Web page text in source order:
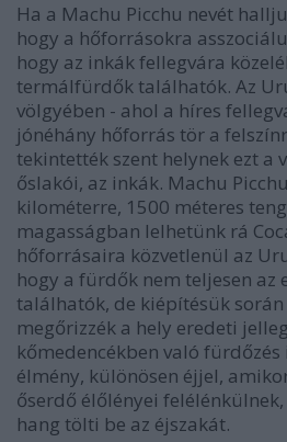
Ha a Machu Picchu nevét
hogy a hőforrásokra
hogy az inkák fellegvára
termálfürdők találhatók. Az
völgyében - ahol a híres
jónéhány hőforrás tör a
tekintették szent helynek ezt a
őslakói, az inkák. Machu
kilométerre, 1500 méteres
magasságban lelhetünk rá
hőforrásaira közvetlenül az
hogy a fürdők nem teljesen
találhatók, de kiépítésük
megőrizzék a hely eredeti
kőmedencékben való
élmény, különösen éjjel,
őserdő élőlényei
hang tölti be az éjszakát.